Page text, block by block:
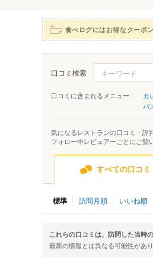
食べログにはお得なクーポ
口コミ検索
口コミに含まれるメニュー : カ
パ
気になるレストランの口コミ・評
フォロー中レビュアーごとにご覧
すべての口コミ
標準 訪問月順 いいね順
これらの口コミは、訪問した当時
最新の情報とは異なる可能性があ